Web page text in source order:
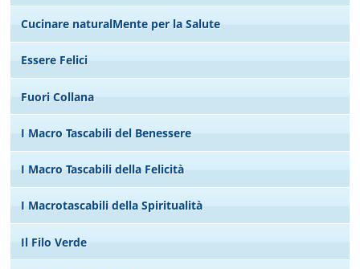
Cucinare naturalMente per la Salute
Essere Felici
Fuori Collana
I Macro Tascabili del Benessere
I Macro Tascabili della Felicità
I Macrotascabili della Spiritualità
Il Filo Verde